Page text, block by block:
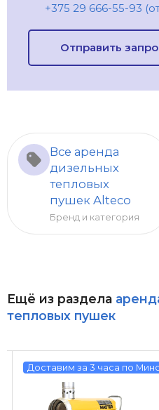
+375 29 666-55-93
Отправить
Все аренда
дизельных
тепловых
пушек Alteco
Бренд и категория
Ещё из раздела
тепловых пушек
Доставим за 3 часа по